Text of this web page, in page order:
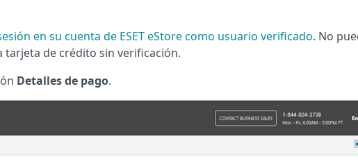
en su cuenta de ESET eStore como usuario verificado. No
de crédito sin verificación.
Detalles de pago.